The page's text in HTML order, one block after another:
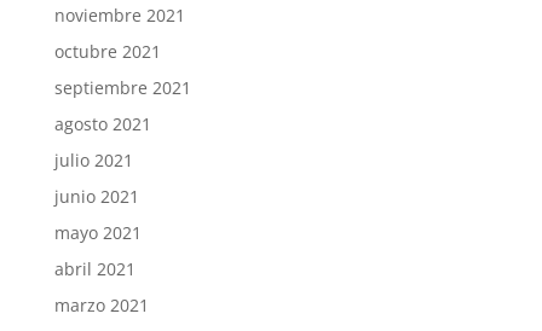
noviembre 2021
octubre 2021
septiembre 2021
agosto 2021
julio 2021
junio 2021
mayo 2021
abril 2021
marzo 2021